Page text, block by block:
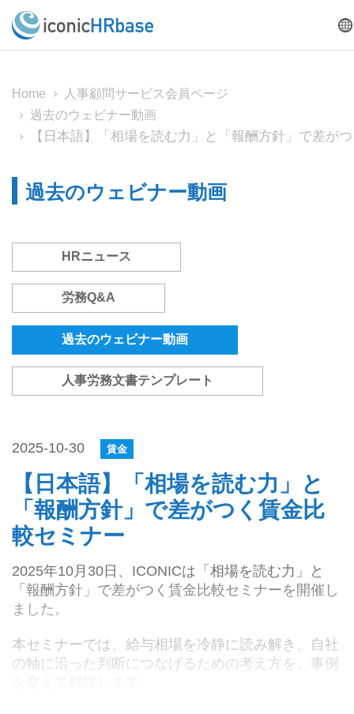
Home
人事顧問サービス会員ページ
過去のウェビナー動画
【日本語】「相場を読む力」と「報酬方針」で差が
過去のウェビナー動画
HRニュース
労務Q&A
過去のウェビナー動画
人事労務文書テンプレート
2025-10-30 賃金
【日本語】「相場を読む力」と
「報酬方針」で差がつく賃金比
較セミナー
2025年10月30日、ICONICは「相場を読む力」と
「報酬方針」で差がつく賃金比較セミナーを開催し
ました。
本セミナーでは、給与相場を冷静に読み解き、自社
の軸に沿った判断につなげるための考え方を、事例